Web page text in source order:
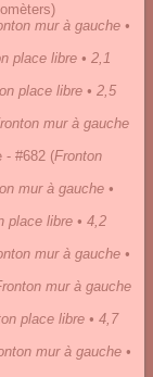
mur à gauche •
place libre • 2,1
place libre • 2,5
mur à gauche
- #682 (Fronton
mur à gauche •
place libre • 4,2
mur à gauche •
mur à gauche
place libre • 4,7
mur à gauche •